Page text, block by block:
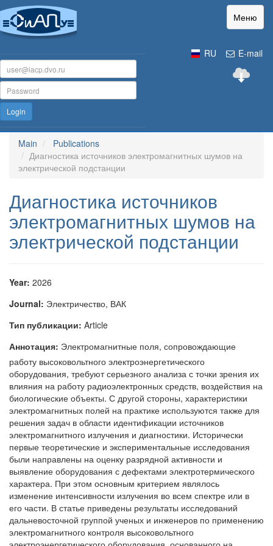
Меню
E-mail
RU
Login
Main
Publications
Диагностика источников электромагнитных шумов на
электрической подстанции
Диагностика источников
электромагнитных шумов на
электрической подстанции
Year: 2026
Journal: Электричество, ВАК
Тип публикации: Article
Аннотация: Электромагнитные поля, сопровождающие
работу высоковольтного электроэнергетического
оборудования, требуют серьезного анализа с точки зрения их
влияния на работу радиоэлектронных средств, воздействия на
биологические объекты. С другой стороны, характеристики
электромагнитных полей на практике используются также для
решения задач в области идентификации источников
электромагнитного излучения и диагностики. Исторически
первые теоретические и экспериментальные исследования
были направлены на оценку разрядной активности и
выявление оборудования с дефектами электротермического
характера. При этом основным критерием являлось
изменение интенсивности излучения во всем спектре или в
его части. В статье приведены результаты исследований
дальневосточной группой ученых и инженеров по применению
электромагнитного контроля высоковольтного